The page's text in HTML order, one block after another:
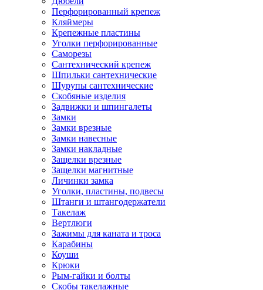
Перфорированный крепеж
Кляймеры
Крепежные пластины
Уголки перфорированные
Саморезы
Сантехнический крепеж
Шпильки сантехнические
Шурупы сантехнические
Скобяные изделия
Задвижки и шпингалеты
Замки
Замки врезные
Замки навесные
Замки накладные
Защелки врезные
Защелки магнитные
Личинки замка
Уголки, пластины, подвесы
Штанги и штангодержатели
Такелаж
Вертлюги
Зажимы для каната и троса
Карабины
Коуши
Крюки
Рым-гайки и болты
Скобы такелажные